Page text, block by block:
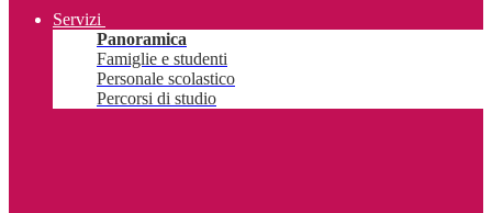
Servizi
Panoramica
Famiglie e studenti
Personale scolastico
Percorsi di studio